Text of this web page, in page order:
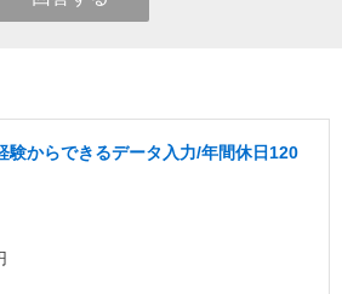
験からできるデータ入力/年間休日120